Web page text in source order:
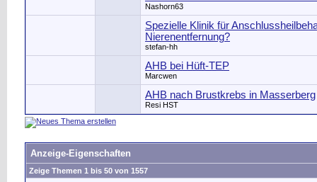
Nashorn63
Spezielle Klinik für
Nierenentfernung?
stefan-hh
AHB bei Hüft-TEP
Marcwen
AHB nach Brustkrebs in Masserberg
Resi HST
Anzeige-Eigenschaften
Zeige Themen 1 bis 50 von 1557